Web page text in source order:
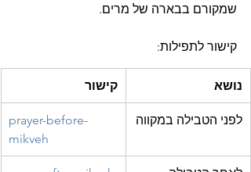
שמקורם בבארה של מרים.
קישור לתפילות:
נושא קישור
לפני הטבילה במקווה
prayer-before-
mikveh